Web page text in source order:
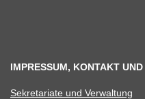
IMPRESSUM, KONTAKT
Sekre­ta­riate und Verwaltung